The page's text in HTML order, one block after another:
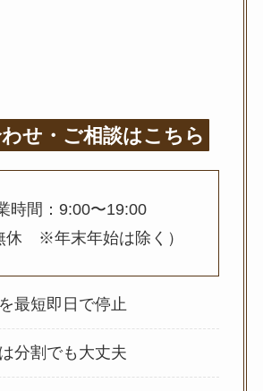
せ・ご相談はこちら
時間：9:00〜19:00
休 ※年末年始は除く）
最短即日で停止
分割でも大丈夫